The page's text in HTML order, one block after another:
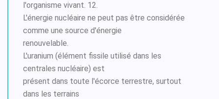
l'organisme vivant. 12.
L'énergie nucléaire ne peut pas être considérée
comme une source d'énergie
renouvelable.
L'uranium (élément fissile utilisé dans les
centrales nucléaire) est
présent dans toute l'écorce terrestre, surtout
dans les terrains